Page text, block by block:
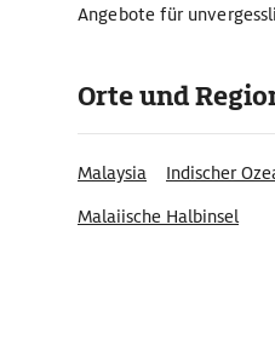
Angebote für
Orte und
Malaysia Indischer
Malaiische Halbinsel